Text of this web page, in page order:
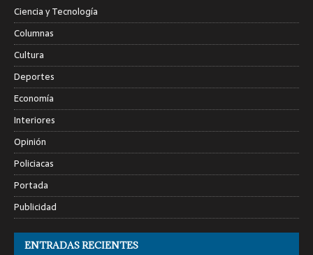
Ciencia y Tecnología
Columnas
Cultura
Deportes
Economía
Interiores
Opinión
Policiacas
Portada
Publicidad
ENTRADAS RECIENTES